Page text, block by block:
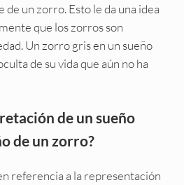
un zorro. Esto le da una idea
que los zorros son
Un zorro gris en un sueño
de su vida que aún no ha
de un sueño
de un zorro?
referencia a la representación